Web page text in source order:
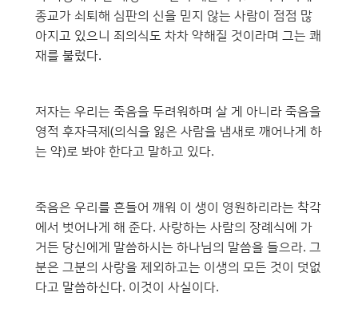
종교가 쇠퇴해 심판의 신을 믿지 않는 사람이 점점 많
아지고 있으니 죄의식도 차차 약해질 것이라며 그는 쾌
재를 불렀다.
저자는 우리는 죽음을 두려워하며 살 게 아니라 죽음을
영적 후자극제(의식을 잃은 사람을 냄새로 깨어나게 하
는 약)로 봐야 한다고 말하고 있다.
죽음은 우리를 흔들어 깨워 이 생이 영원하리라는 착각
에서 벗어나게 해 준다. 사랑하는 사람의 장례식에 가
거든 당신에게 말씀하시는 하나님의 말씀을 들으라. 그
분은 그분의 사랑을 제외하고는 이생의 모든 것이 덧없
다고 말씀하신다. 이것이 사실이다.